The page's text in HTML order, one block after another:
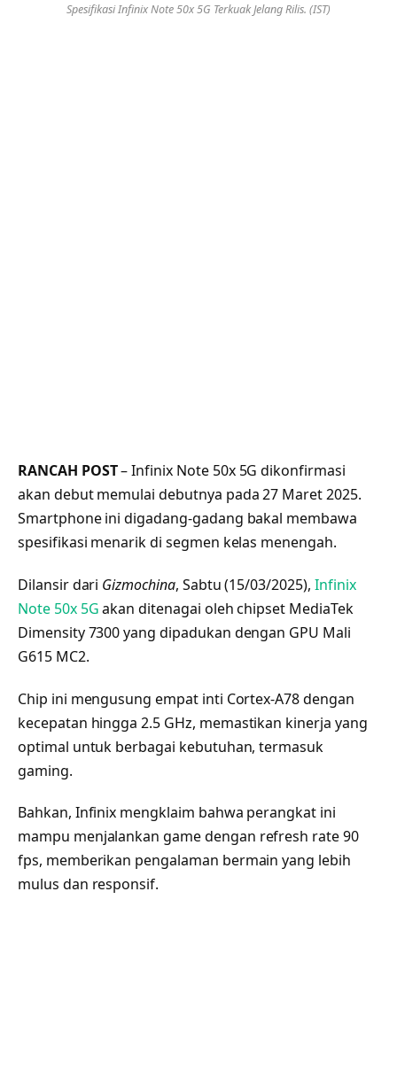
Spesifikasi Infinix Note 50x 5G Terkuak Jelang Rilis. (IST)
RANCAH POST– Infinix Note 50x 5G dikonfirmasi
akan debut memulai debutnya pada 27 Maret 2025.
Smartphone ini digadang-gadang bakal membawa
spesifikasi menarik di segmen kelas menengah.
Dilansir dari Gizmochina, Sabtu (15/03/2025), Infinix
Note 50x 5Gakan ditenagai oleh chipset MediaTek
Dimensity 7300 yang dipadukan dengan GPU Mali
G615 MC2.
Chip ini mengusung empat inti Cortex-A78 dengan
kecepatan hingga 2.5 GHz, memastikan kinerja yang
optimal untuk berbagai kebutuhan, termasuk
gaming.
Bahkan, Infinix mengklaim bahwa perangkat ini
mampu menjalankan game dengan refresh rate 90
fps, memberikan pengalaman bermain yang lebih
mulus dan responsif.